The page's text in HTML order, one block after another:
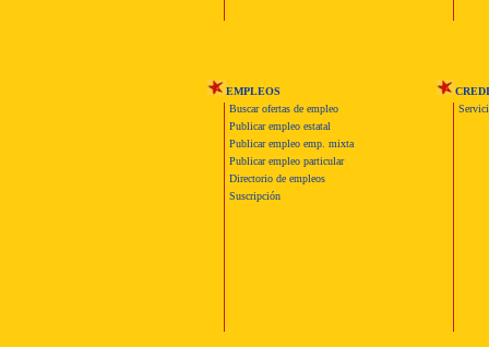
EMPLEOS
Buscar ofertas de empleo
Publicar empleo estatal
Publicar empleo emp. mixta
Publicar empleo particular
Directorio de empleos
Suscripción